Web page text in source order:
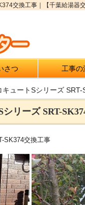
交換工事｜【千葉給湯器
さつ 工事の
ュートSシリーズ SRT-
リーズ SRT-
SK374交換工事